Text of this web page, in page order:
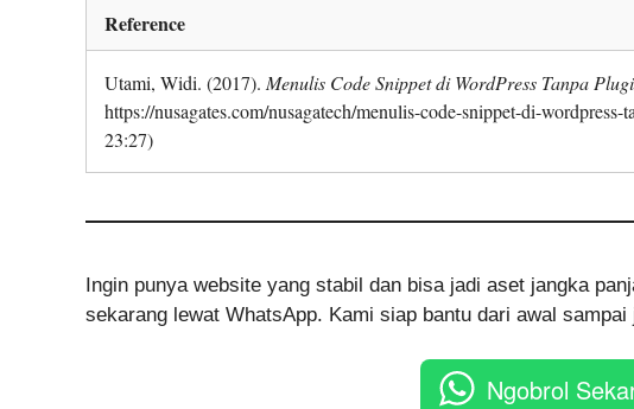
Reference
Utami, Widi. (2017). Menulis Code Snippet di WordPress Tanpa
https://nusagates.com/nusagatech/menulis-code-snippet-di-
23:27)
Ingin punya website yang stabil dan bisa jadi aset jangka
sekarang lewat WhatsApp. Kami siap bantu dari awal sampai
Ngobrol